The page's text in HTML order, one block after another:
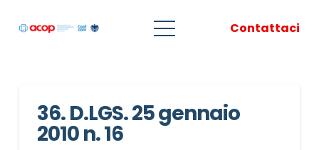
Contattaci
36. D.LGS. 25 gennaio
2010 n. 16